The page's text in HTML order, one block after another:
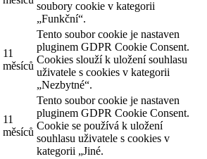
soubory cookie v kategorii
„Funkční“.
11
měsíců
Tento soubor cookie je nastaven
pluginem GDPR Cookie Consent.
Cookies slouží k uložení souhlasu
uživatele s cookies v kategorii
„Nezbytné“.
11
měsíců
Tento soubor cookie je nastaven
pluginem GDPR Cookie Consent.
Cookie se používá k uložení
souhlasu uživatele s cookies v
kategorii „Jiné.